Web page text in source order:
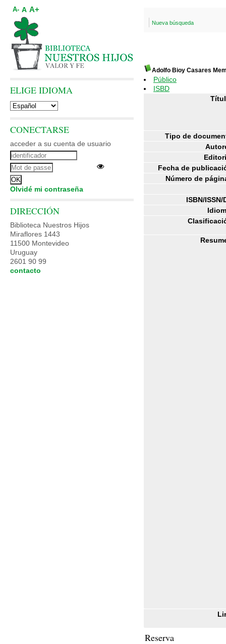
Nueva búsqueda
Adolfo Bioy Casares
Público
ISBD
Tipo de
Fecha de
Número de
ISBN/ISSN/
Reserva
A- A A+
ELIGE IDIOMA
CONECTARSE
acceder a su cuenta de usuario
Olvidé mi contraseña
DIRECCIÓN
Biblioteca Nuestros Hijos
Miraflores 1443
11500 Montevideo
Uruguay
2601 90 99
contacto